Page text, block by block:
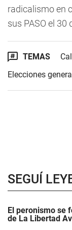
radicalismo en
sus PASO el 30
TEMAS
Elecciones
SEGUÍ
El peronismo se
de La Libertad